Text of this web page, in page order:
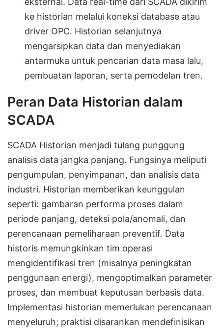
ke historian melalui koneksi database atau
driver OPC. Historian selanjutnya
mengarsipkan data dan menyediakan
antarmuka untuk pencarian data masa lalu,
pembuatan laporan, serta pemodelan tren.
Peran Data Historian dalam
SCADA
SCADA Historian menjadi tulang punggung
analisis data jangka panjang. Fungsinya meliputi
pengumpulan, penyimpanan, dan analisis data
industri. Historian memberikan keunggulan
seperti: gambaran performa proses dalam
periode panjang, deteksi pola/anomali, dan
perencanaan pemeliharaan preventif. Data
historis memungkinkan tim operasi
mengidentifikasi tren (misalnya peningkatan
penggunaan energi), mengoptimalkan parameter
proses, dan membuat keputusan berbasis data.
Implementasi historian memerlukan perencanaan
menyeluruh; praktisi disarankan mendefinisikan